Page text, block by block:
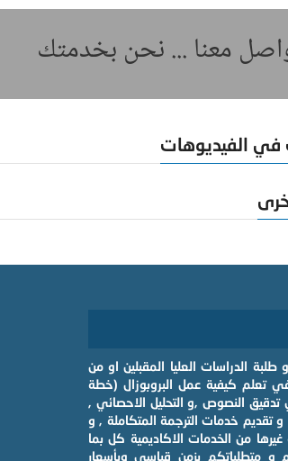
معنا ... نحن بخدمتك
في الفيديوهات
طلبة الدراسات العليا المقبلين او من
تعلم كيفية عمل البروبوزال (خطة
النصوص ,و التحليل الاحصائي ,
و تقديم خدمات الترجمة المتكاملة , و
غيرها من الخدمات الاكاديمية كل بما
و متطلباتكم بزمن قياسي وبأسعار